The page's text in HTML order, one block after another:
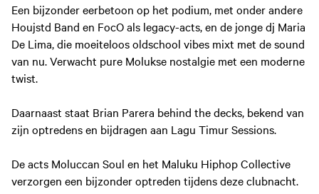
Een bijzonder eerbetoon op het podium, met onder andere
Houjstd Band en FocO als legacy-acts, en de jonge dj Maria
De Lima, die moeiteloos oldschool vibes mixt met de sound
van nu. Verwacht pure Molukse nostalgie met een moderne
twist.
Daarnaast staat Brian Parera behind the decks, bekend van
zijn optredens en bijdragen aan Lagu Timur Sessions.
De acts Moluccan Soul en het Maluku Hiphop Collective
verzorgen een bijzonder optreden tijdens deze clubnacht.